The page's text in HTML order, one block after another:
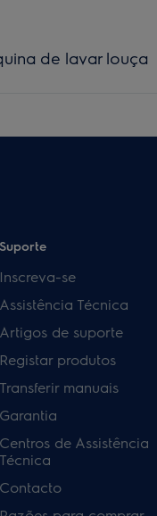
de lavar louça
Suporte
Inscreva-se
Assistência Técnica
Artigos de suporte
Registar produtos
Transferir manuais
Garantia
Centros de Assistência
Técnica
Contacto